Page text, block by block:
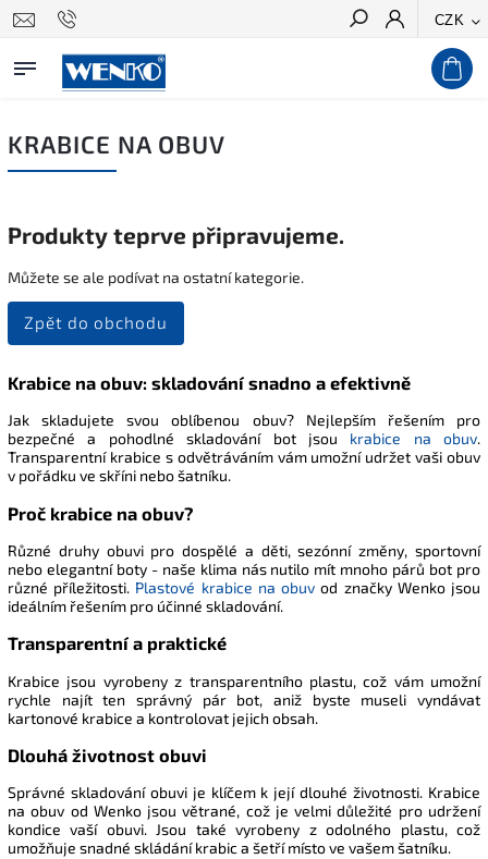
CZK
Hledat
KRABICE NA OBUV
Produkty teprve připravujeme.
Můžete se ale podívat na ostatní kategorie.
Zpět do obchodu
Krabice na obuv: skladování snadno a efektivně
Jak skladujete svou oblíbenou obuv? Nejlepším řešením pro
bezpečné a pohodlné skladování bot jsou krabice na obuv.
Transparentní krabice s odvětráváním vám umožní udržet vaši obuv
v pořádku ve skříni nebo šatníku.
Proč krabice na obuv?
Různé druhy obuvi pro dospělé a děti, sezónní změny, sportovní
nebo elegantní boty - naše klima nás nutilo mít mnoho párů bot pro
různé příležitosti. Plastové krabice na obuv od značky Wenko jsou
ideálním řešením pro účinné skladování.
Transparentní a praktické
Krabice jsou vyrobeny z transparentního plastu, což vám umožní
rychle najít ten správný pár bot, aniž byste museli vyndávat
kartonové krabice a kontrolovat jejich obsah.
Dlouhá životnost obuvi
Správné skladování obuvi je klíčem k její dlouhé životnosti. Krabice
na obuv od Wenko jsou větrané, což je velmi důležité pro udržení
kondice vaší obuvi. Jsou také vyrobeny z odolného plastu, což
umožňuje snadné skládání krabic a šetří místo ve vašem šatníku.